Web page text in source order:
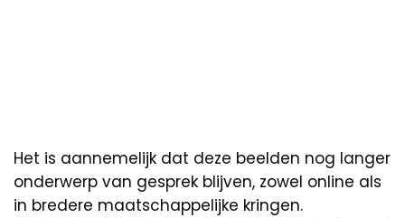
Het is aannemelijk dat deze beelden nog langer
onderwerp van gesprek blijven, zowel online als
in bredere maatschappelijke kringen.